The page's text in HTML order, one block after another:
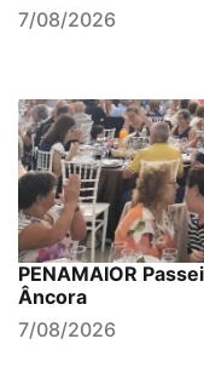
7/08/2026
PENAMAIOR
Âncora
7/08/2026